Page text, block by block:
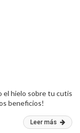
el hielo sobre tu cutis
beneficios!
Leer más